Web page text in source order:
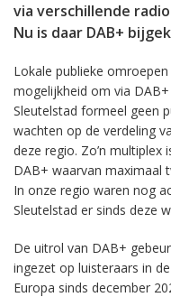
via verschillende
Nu is daar DAB+
Lokale publieke
mogelijkheid om via
Sleutelstad formeel geen
wachten op de verdeling
deze regio. Zo’n
DAB+ waarvan maximaal
In onze regio waren nog
Sleutelstad er sinds deze
De uitrol van DAB+
ingezet op luisteraars in
Europa sinds december